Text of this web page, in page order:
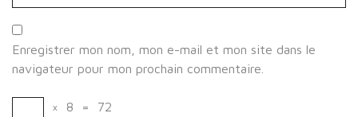
Enregistrer mon nom, mon e-mail et mon site dans le
navigateur pour mon prochain commentaire.
× 8 = 72